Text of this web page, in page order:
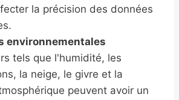
la précision des données
environnementales
tels que l'humidité, les
la neige, le givre et la
peuvent avoir un
Portuguese
Spanish
Russian